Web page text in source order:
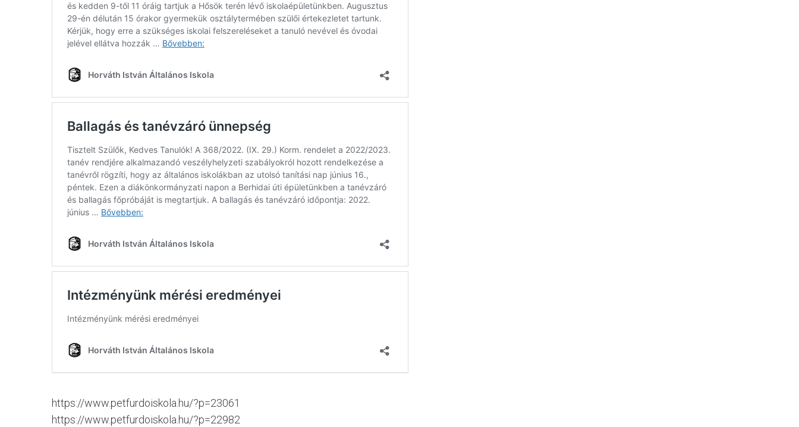
https://www.petfurdoiskola.hu/?p=23061
https://www.petfurdoiskola.hu/?p=22982